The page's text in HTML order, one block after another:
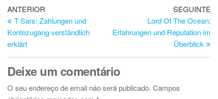
Navegação
de
artigos
Artigo
anterior
ANTERIOR
T Sars: Zahlungen und
Kontozugang verständlich
erklärt
SEGUINTE
Lord Of The Ocean:
Erfahrungen und Reputation im
Überblick
Deixe um comentário
O seu endereço de email não será publicado. Campos